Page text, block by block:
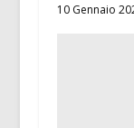
10 Gennaio